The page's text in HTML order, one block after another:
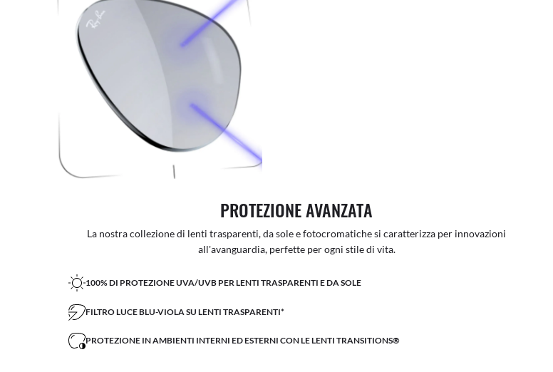
PROTEZIONE AVANZATA
La nostra collezione di lenti trasparenti, da sole e fotocromatiche si caratterizza per innovazioni
all'avanguardia, perfette per ogni stile di vita.
100% DI PROTEZIONE UVA/UVB PER LENTI TRASPARENTI E DA SOLE
FILTRO LUCE BLU-VIOLA SU LENTI TRASPARENTI*
PROTEZIONE IN AMBIENTI INTERNI ED ESTERNI CON LE LENTI TRANSITIONS®